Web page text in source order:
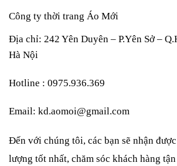
Công ty thời trang Áo Mới
Địa chỉ: 242 Yên Duyên – P.Yên Sở –
Hà Nội
Hotline : 0975.936.369
Email: kd.aomoi@gmail.com
Đến với chúng tôi, các bạn sẽ nhận
lượng tốt nhất, chăm sóc khách hàng